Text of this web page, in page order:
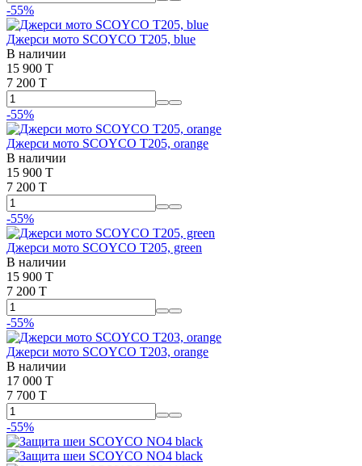
-55%
Джерси мото SCOYCO T205, blue
В наличии
15 900 T
7 200 T
-55%
Джерси мото SCOYCO T205, orange
В наличии
15 900 T
7 200 T
-55%
Джерси мото SCOYCO T205, green
В наличии
15 900 T
7 200 T
-55%
Джерси мото SCOYCO T203, orange
В наличии
17 000 T
7 700 T
-55%